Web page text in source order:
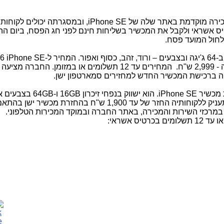
מוקדמת באתר שלה של SE
iPhone, ובמסגרתה יכולים
אשראי ולקבל את המכשיר בשליחות חינם לפני חג הפסח, ביום
SE
iPhone
64 ג'יגה - 2,999 ש"ח. המחירים עד 12 תשלומים או במזומן.
iPhone SE. הוא ישווק בנפחי זיכרון GB16 ו- GB
64
). החברה תעניק ללקוחותיה החזר של עד 1,900 ש"ח בהחזרת מכשיר
השירות והמכירה, באתר החברה ובמוקד המכירות הטלפוני.
אשראי: